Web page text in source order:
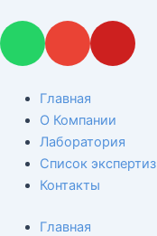
W
t
s
a
p
p
E
e
l
o
p
e
Y
u
b
e
Главная
О Компании
Лаборатория
Список экспертиз
Контакты
Главная